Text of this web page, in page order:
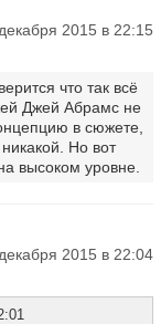
2015 в 22:15
что так всё
Джей Абрамс не
в сюжете,
Но вот
высоком уровне.
2015 в 22:04